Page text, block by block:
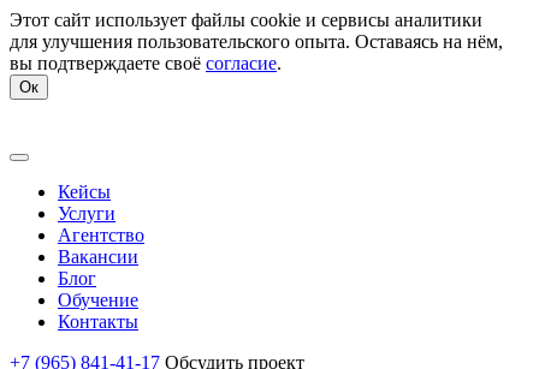
Этот сайт использует файлы cookie и сервисы аналитики
для улучшения пользовательского опыта. Оставаясь на нём,
вы подтверждаете своё согласие.
Ок
Кейсы
Услуги
Агентство
Вакансии
Блог
Обучение
Контакты
+7 (965) 841-41-17 Обсудить проект